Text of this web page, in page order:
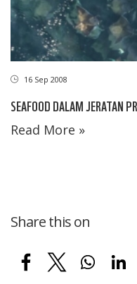
16 Sep 2008
SEAFOOD DALAM JERATAN
Read More »
Share this on